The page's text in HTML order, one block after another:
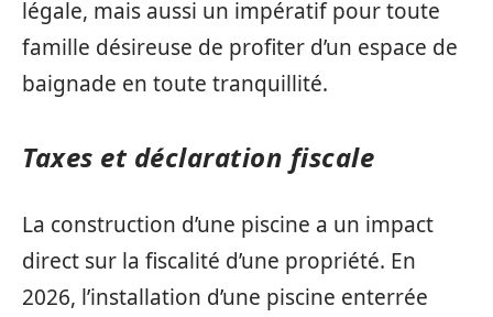
légale, mais aussi un impératif pour toute
famille désireuse de profiter d’un espace de
baignade en toute tranquillité.
Taxes et déclaration fiscale
La construction d’une piscine a un impact
direct sur la fiscalité d’une propriété. En
2026, l’installation d’une piscine enterrée